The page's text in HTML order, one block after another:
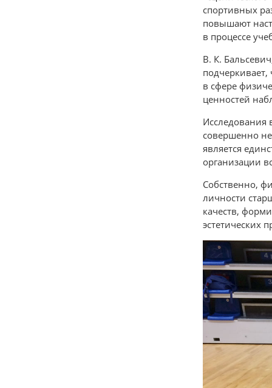
спортивных
повышают
в процессе
В. К.
в сфере
ценностей
Исследования
совершенно
является
организации
Собственно,
личности
качеств,
эстетических